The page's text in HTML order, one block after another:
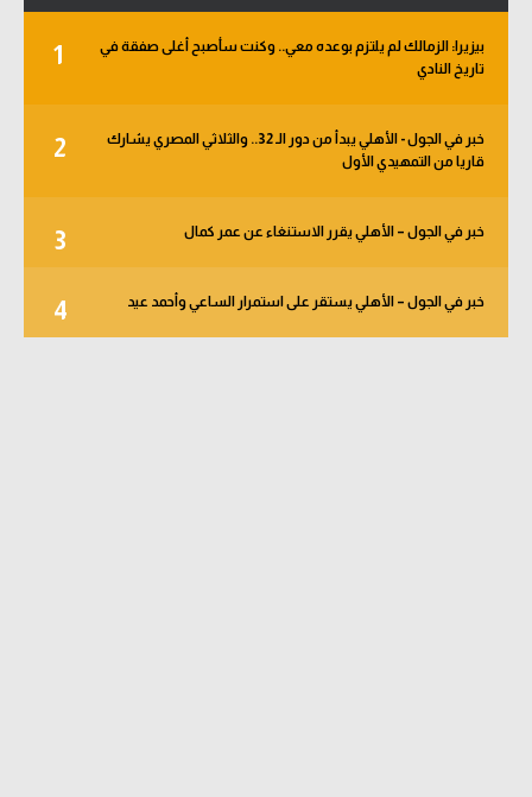
1
بيزيرا: الزمالك لم يلتزم بوعده معي.. وكنت سأصبح أغلى صفقة في
تاريخ النادي
2
خبر في الجول - الأهلي يبدأ من دور الـ 32.. والثلاثي المصري يشارك
قاريا من التمهيدي الأول
3 خبر في الجول – الأهلي يقرر الاستنغاء عن عمر كمال
4 خبر في الجول – الأهلي يستقر على استمرار الساعي وأحمد عيد